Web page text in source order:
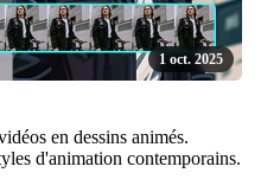
1 oct. 2025
en dessins animés.
d'animation contemporains.